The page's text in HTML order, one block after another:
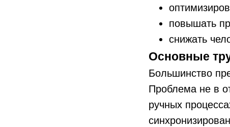
повышать
снижать
Основные
Большинство
Проблема не в
ручных